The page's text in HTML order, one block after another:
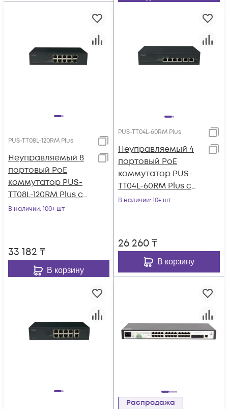
PUS-TT08L-120RM Plus
Неуправляемый 8
портовый PoE
коммутатор PUS-
TT08L-120RM Plus с
изоляцией портов и
В наличии: 100+ шт
33 182 ₸
В корзину
PUS-TT04L-60RM Plus
Неуправляемый 4
портовый PoE
коммутатор PUS-
TT04L-60RM Plus с
изоляцией портов и
В наличии: 10+ шт
26 260₸
В корзину
Распродажа